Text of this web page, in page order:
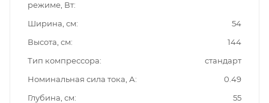
режиме, Вт
Ширина, см
54
Высота, см
144
Тип компрессора
стандарт
Номинальная сила тока, А
0.49
Глубина, см
55